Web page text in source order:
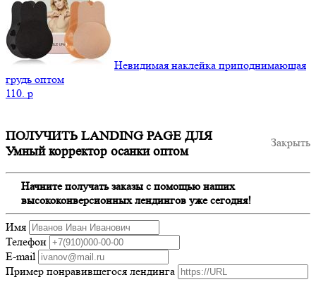
Невидимая наклейка приподнимающая
грудь оптом
110. p
Закрыть
ПОЛУЧИТЬ LANDING PAGE ДЛЯ
Умный корректор осанки оптом
Начните получать заказы с помощью наших
высококонверсионных лендингов уже сегодня!
Имя
Телефон
E-mail
Пример понравившегося лендинга